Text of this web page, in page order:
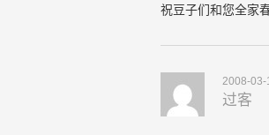
祝豆子们和您全家
2008-03-
过客